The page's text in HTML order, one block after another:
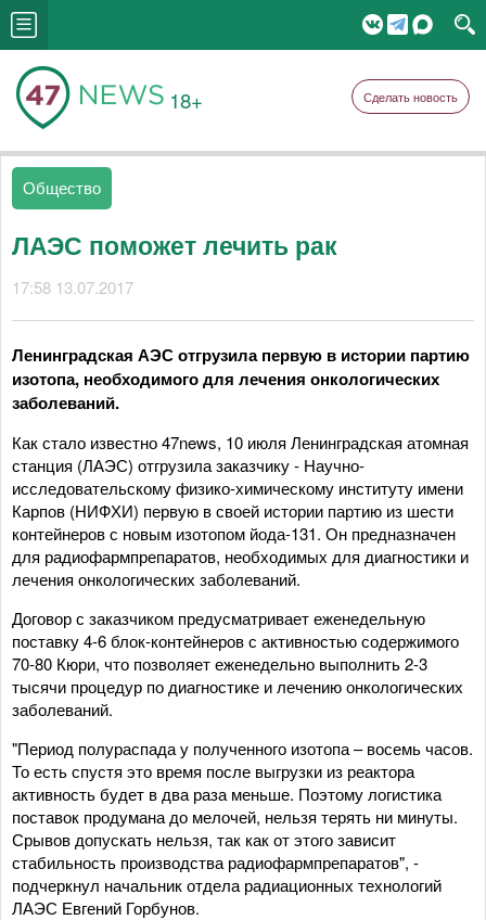
18+ Сделать новость
Общество
ЛАЭС поможет лечить рак
17:58 13.07.2017
Ленинградская АЭС отгрузила первую в истории партию
изотопа, необходимого для лечения онкологических
заболеваний.
Как стало известно 47news, 10 июля Ленинградская атомная
станция (ЛАЭС) отгрузила заказчику - Научно-
исследовательскому физико-химическому институту имени
Карпов (НИФХИ) первую в своей истории партию из шести
контейнеров с новым изотопом йода-131. Он предназначен
для радиофармпрепаратов, необходимых для диагностики и
лечения онкологических заболеваний.
Договор с заказчиком предусматривает еженедельную
поставку 4-6 блок-контейнеров с активностью содержимого
70-80 Кюри, что позволяет еженедельно выполнить 2-3
тысячи процедур по диагностике и лечению онкологических
заболеваний.
"Период полураспада у полученного изотопа – восемь часов.
То есть спустя это время после выгрузки из реактора
активность будет в два раза меньше. Поэтому логистика
поставок продумана до мелочей, нельзя терять ни минуты.
Срывов допускать нельзя, так как от этого зависит
стабильность производства радиофармпрепаратов", -
подчеркнул начальник отдела радиационных технологий
ЛАЭС Евгений Горбунов.